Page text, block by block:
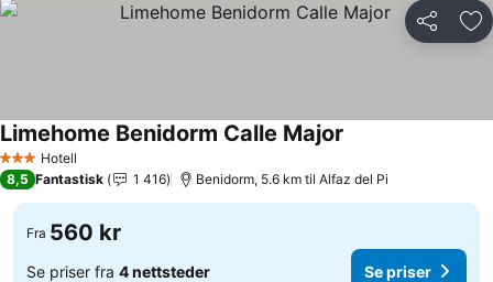
Del
3 StjernerHotell
Limehome Benidorm Calle Major
8,5 Fantastisk 1 416 Benidorm, 5.6 km til Alfaz del Pi
Fra 560 kr
Se priser fra 4 nettsteder Se priser